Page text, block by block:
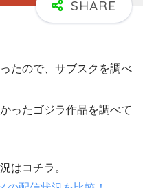
たので、サブスクを調べ
ったゴジラ作品を調べて
はコチラ。